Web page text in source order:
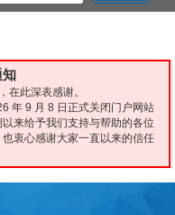
知
在此深表感谢。
年 9 月 8 日正式关闭门户网站
来给予我们支持与帮助的各位
衷心感谢大家一直以来的信任